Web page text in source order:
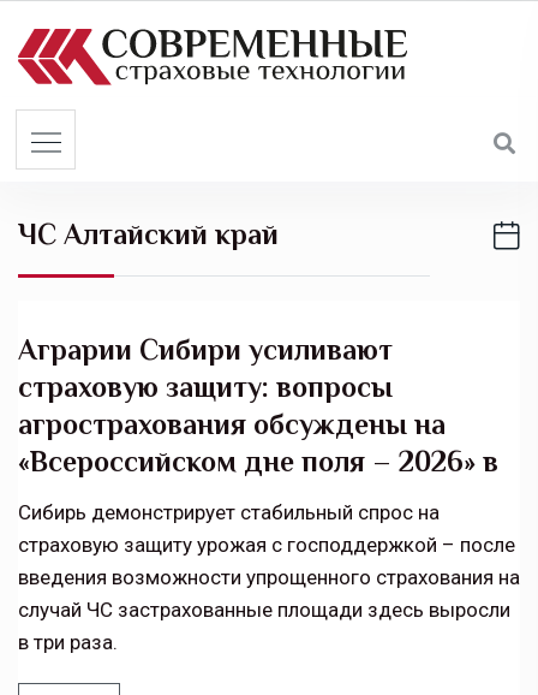
ЧС Алтайский край
Аграрии Сибири усиливают
страховую защиту: вопросы
агрострахования обсуждены на
«Всероссийском дне поля – 2026» в
Сибирь демонстрирует стабильный спрос на
страховую защиту урожая с господдержкой – после
введения возможности упрощенного страхования на
случай ЧС застрахованные площади здесь выросли
в три раза.